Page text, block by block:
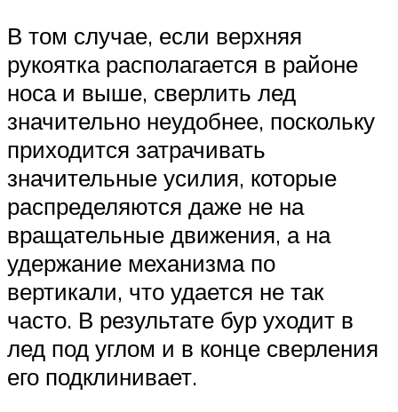
В том случае, если верхняя
рукоятка располагается в районе
носа и выше, сверлить лед
значительно неудобнее, поскольку
приходится затрачивать
значительные усилия, которые
распределяются даже не на
вращательные движения, а на
удержание механизма по
вертикали, что удается не так
часто. В результате бур уходит в
лед под углом и в конце сверления
его подклинивает.